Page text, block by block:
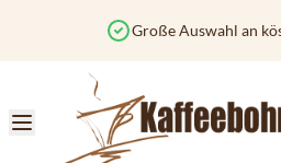
Auswahl an köstlichen Kaffees